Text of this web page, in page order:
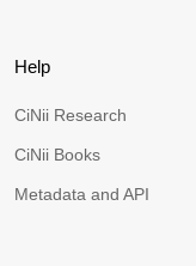
Help
CiNii Research
CiNii Books
Metadata and API